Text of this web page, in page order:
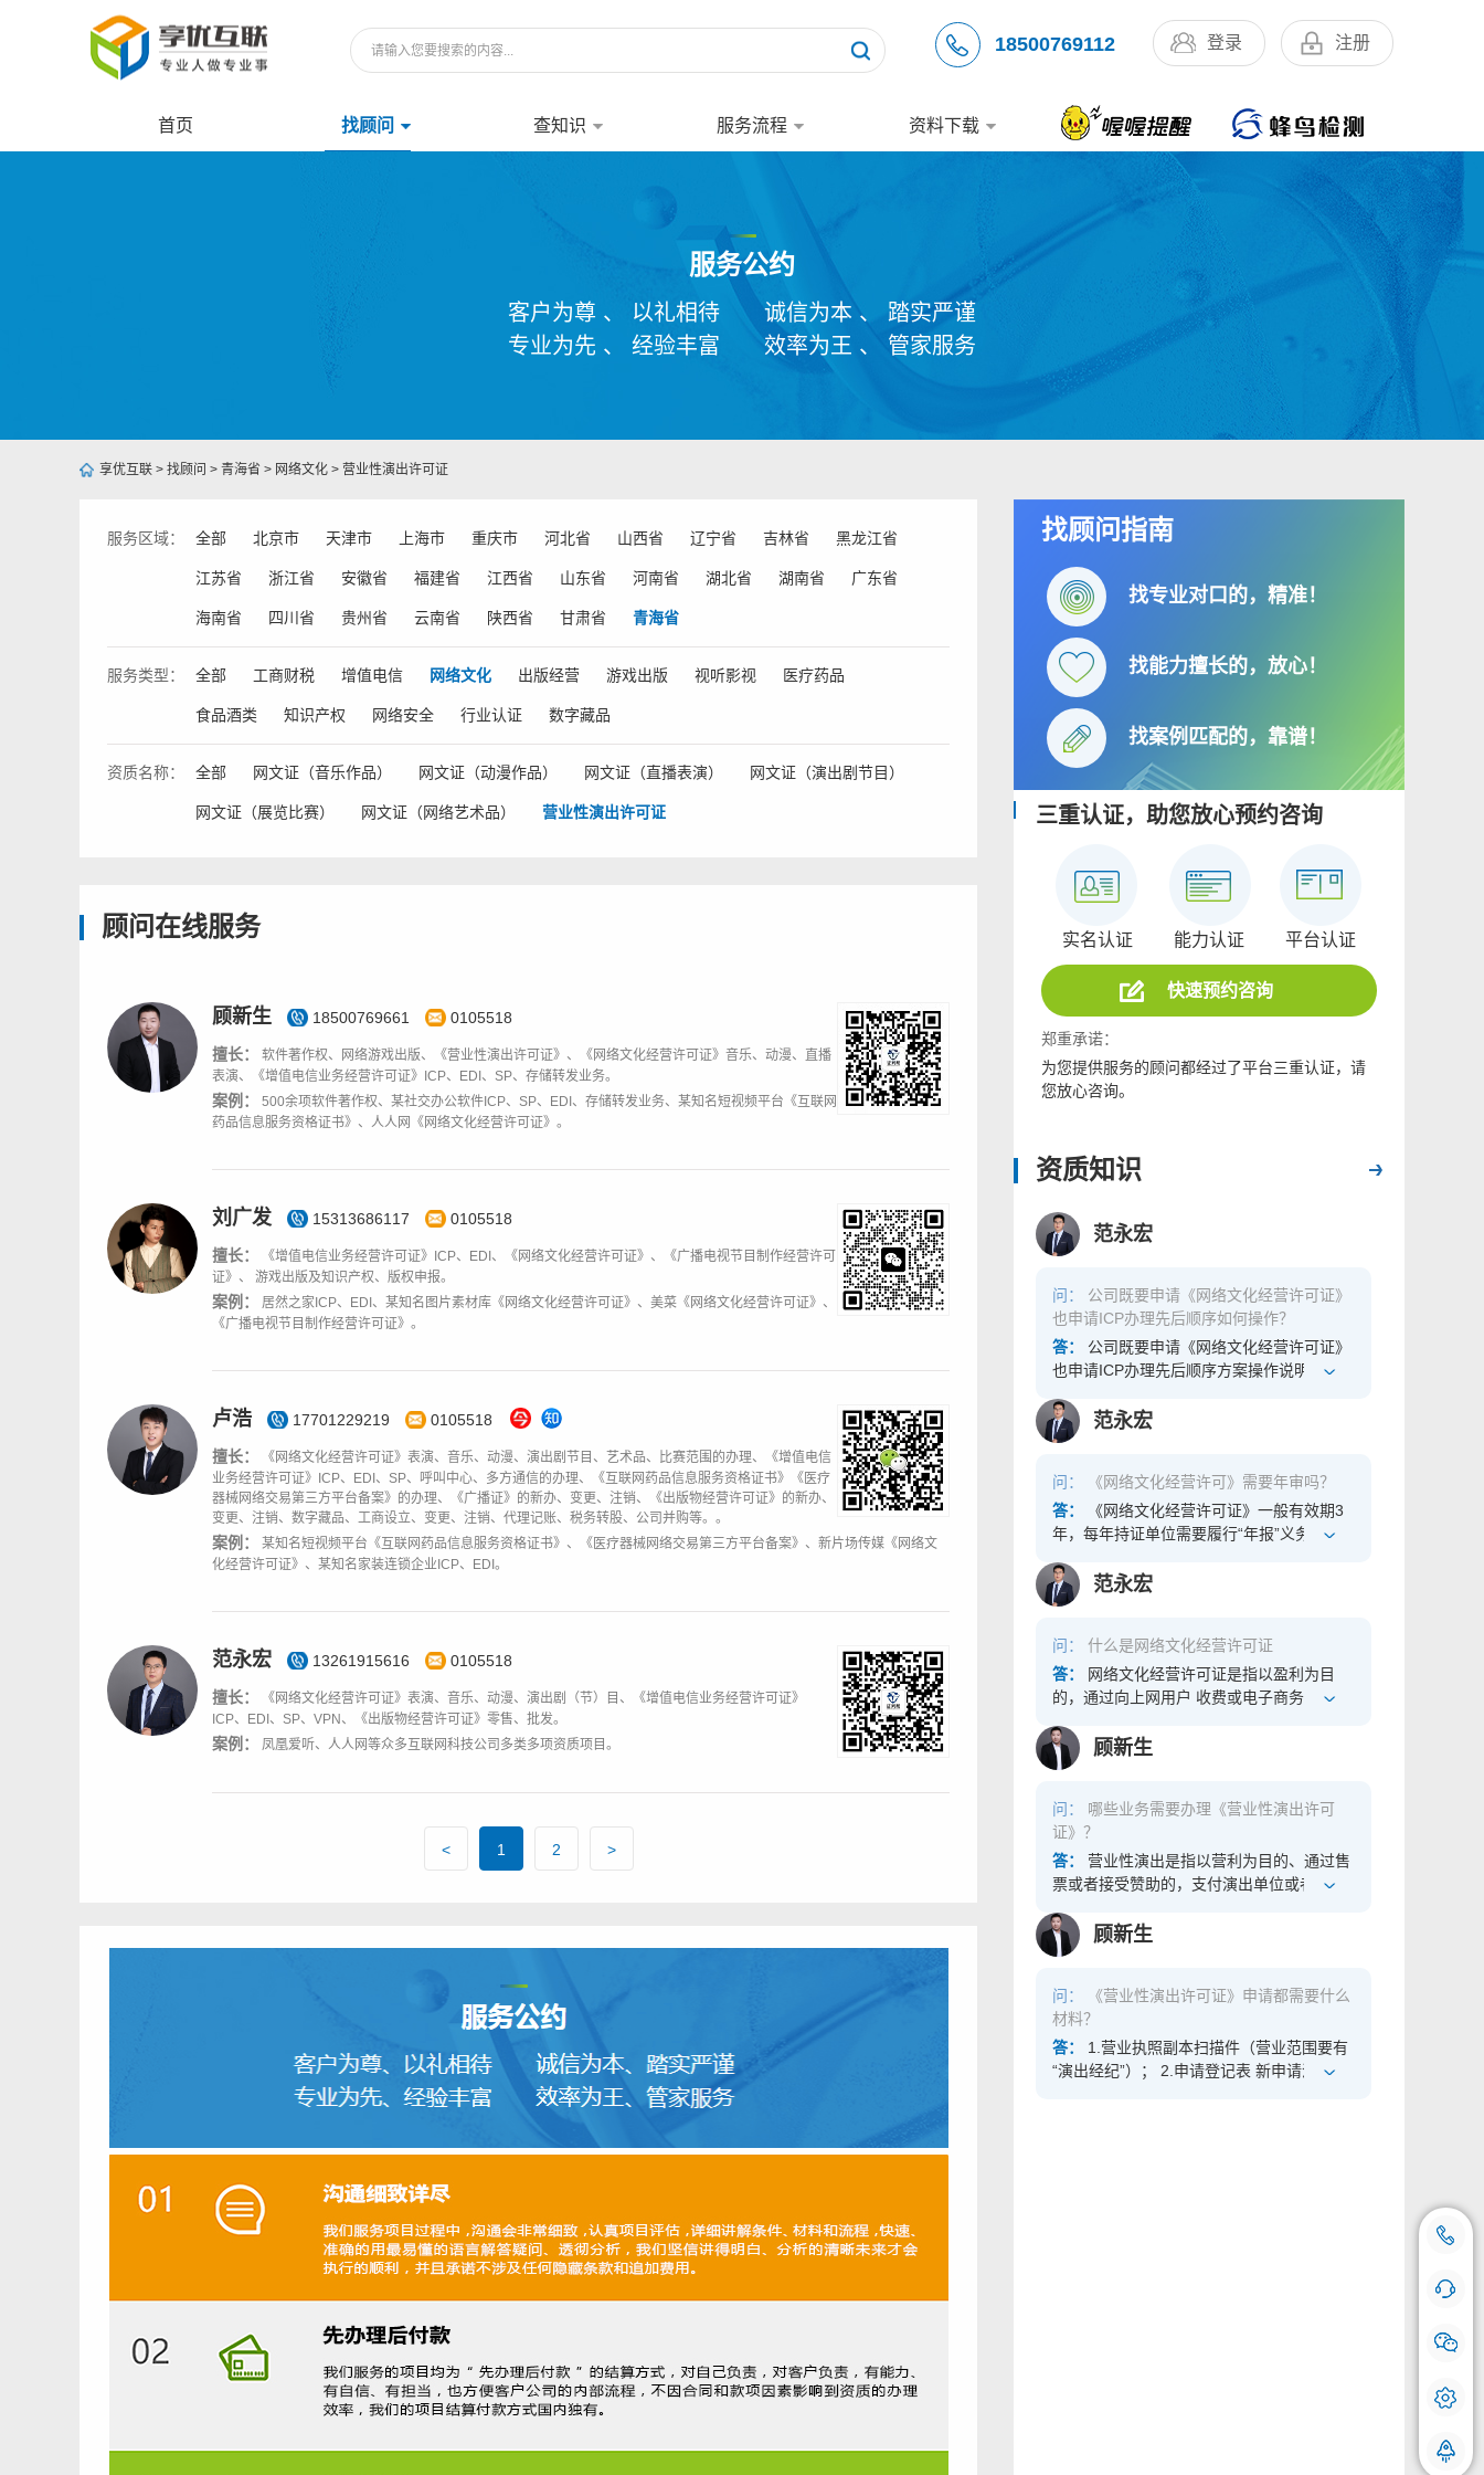
18500769112 登录 注册
首页 找顾问 查知识 服务流程 资料下载
服务公约
客户为尊 、 以礼相待
诚信为本 、 踏实严谨
专业为先 、 经验丰富
效率为王 、 管家服务
享优互联 > 找顾问 > 青海省 > 网络文化 > 营业性演出许可证
服务区域： 全部 北京市 天津市 上海市 重庆市 河北省 山西省 辽宁省 吉林省 黑龙江省
江苏省 浙江省 安徽省 福建省 江西省 山东省 河南省 湖北省 湖南省 广东省
海南省 四川省 贵州省 云南省 陕西省 甘肃省 青海省
服务类型： 全部 工商财税 增值电信 网络文化 出版经营 游戏出版 视听影视 医疗药品
食品酒类 知识产权 网络安全 行业认证 数字藏品
资质名称： 全部 网文证（音乐作品） 网文证（动漫作品） 网文证（直播表演） 网文证（演出剧节目）
网文证（展览比赛） 网文证（网络艺术品） 营业性演出许可证
顾问在线服务
顾新生 18500769661 0105518
擅长：
软件著作权、网络游戏出版、《营业性演出许可证》、《网络文化经营许可证》音乐、动漫、直播
表演、《增值电信业务经营许可证》ICP、EDI、SP、存储转发业务。
案例：
500余项软件著作权、某社交办公软件ICP、SP、EDI、存储转发业务、某知名短视频平台《互联网
药品信息服务资格证书》、人人网《网络文化经营许可证》。
刘广发 15313686117 0105518
擅长：
《增值电信业务经营许可证》ICP、EDI、《网络文化经营许可证》、《广播电视节目制作经营许可
证》、 游戏出版及知识产权、版权申报。
案例：
居然之家ICP、EDI、某知名图片素材库《网络文化经营许可证》、美菜《网络文化经营许可证》、
《广播电视节目制作经营许可证》。
卢浩 17701229219 0105518
擅长：
《网络文化经营许可证》表演、音乐、动漫、演出剧节目、艺术品、比赛范围的办理、《增值电信
业务经营许可证》ICP、EDI、SP、呼叫中心、多方通信的办理、《互联网药品信息服务资格证书》《医疗
器械网络交易第三方平台备案》的办理、《广播证》的新办、变更、注销、《出版物经营许可证》的新办、
变更、注销、数字藏品、工商设立、变更、注销、代理记账、税务转股、公司并购等。。
案例：
某知名短视频平台《互联网药品信息服务资格证书》、《医疗器械网络交易第三方平台备案》、新片场传媒《网络文
化经营许可证》、某知名家装连锁企业ICP、EDI。
范永宏 13261915616 0105518
擅长：
《网络文化经营许可证》表演、音乐、动漫、演出剧（节）目、《增值电信业务经营许可证》
ICP、EDI、SP、VPN、《出版物经营许可证》零售、批发。
案例： 凤凰爱听、人人网等众多互联网科技公司多类多项资质项目。
< 1 2 >
找顾问指南
找专业对口的，精准！
找能力擅长的，放心！
找案例匹配的，靠谱！
三重认证，助您放心预约咨询
实名认证 能力认证 平台认证
快速预约咨询
郑重承诺：
为您提供服务的顾问都经过了平台三重认证，请
您放心咨询。
资质知识
范永宏
问：
公司既要申请《网络文化经营许可证》
也申请ICP办理先后顺序如何操作？
答：
公司既要申请《网络文化经营许可证》
也申请ICP办理先后顺序方案操作说明？
范永宏
问：
《网络文化经营许可》需要年审吗？
答：
《网络文化经营许可证》一般有效期3
年，每年持证单位需要履行“年报”义务，而
范永宏
问：
什么是网络文化经营许可证
答：
网络文化经营许可证是指以盈利为目
的，通过向上网用户 收费或电子商务、广
产品及其服务的活动。 对申请从事经营性文
化活动的省、自治区、直辖市人民政府文化
批准或不批准的决定。批准的，核发《网络
文化经营许可证》，并 向社会公告；不批准
的，应当书面通知申请人并说明理由。申请
从事经营性互联网活动经 批准后，应当持
息管理办法》的有关规定，到 所在电信管理
机构或国务院信息产业主管部门办理相关手
顾新生
问：
哪些业务需要办理《营业性演出许可
证》？
答：
营业性演出是指以营利为目的、通过售
票或者接受赞助的，支付演出单位或者个人
品促销的，以其他营利方式组织演出的方式
为公众举办的现场文艺表演活动，以上表演
可证件。无论是国外来华演出，还是大陆、
港澳台的演出，都属于营业性演出。 如需详
细了解可咨询我，咨询电话：18500769661
同微信。
顾新生
问：
《营业性演出许可证》申请都需要什么
材料？
答：
1.营业执照副本扫描件（营业范围要有
“演出经纪”）； 2.申请登记表 新申请演出经